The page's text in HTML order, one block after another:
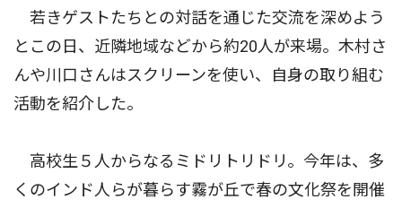
若きゲストたちとの対話を通じた交流を深めよう
とこの日、近隣地域などから約20人が来場。木村さ
んや川口さんはスクリーンを使い、自身の取り組む
活動を紹介した。
高校生５人からなるミドリトリドリ。今年は、多
くのインド人らが暮らす霧が丘で春の文化祭を開催